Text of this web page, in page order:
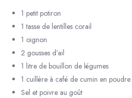
1 petit potiron
1 tasse de lentilles corail
1 oignon
2 gousses d’ail
1 litre de bouillon de légumes
1 cuillère à café de cumin en poudre
Sel et poivre au goût